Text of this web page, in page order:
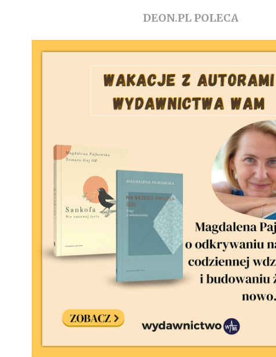
DEON.PL POLECA